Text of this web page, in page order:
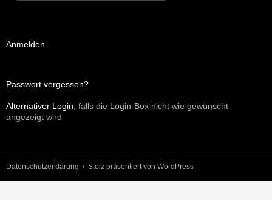
Anmelden
Passwort vergessen?
Alternativer Login , falls die Login-Box nicht wie gewünscht
angezeigt wird
Datenschutzerklärung Stolz präsentiert von WordPress